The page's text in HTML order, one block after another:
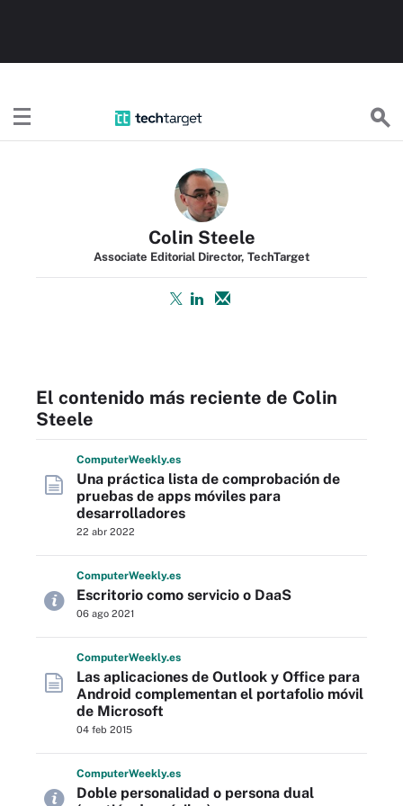
Colin Steele
Associate Editorial Director, TechTarget
El contenido más reciente de Colin
Steele
ComputerWeekly.es
Una práctica lista de comprobación de
pruebas de apps móviles para
desarrolladores
22 abr 2022
ComputerWeekly.es
Escritorio como servicio o DaaS
06 ago 2021
ComputerWeekly.es
Las aplicaciones de Outlook y Office para
Android complementan el portafolio móvil
de Microsoft
04 feb 2015
ComputerWeekly.es
Doble personalidad o persona dual